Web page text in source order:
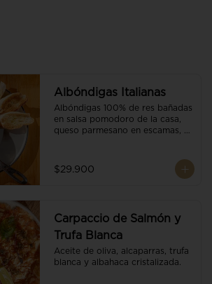
Albóndigas Italianas
Albóndigas 100% de res bañadas
en salsa pomodoro de la casa,
queso parmesano en escamas,
$29.900
Carpaccio de Salmón y
Trufa Blanca
Aceite de oliva, alcaparras, trufa
blanca y albahaca cristalizada.